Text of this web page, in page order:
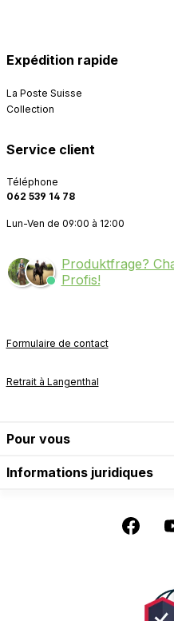
Expédition rapide
La Poste Suisse
Collection
Service client
Téléphone
062 539 14 78
Lun-Ven de 09:00 à 12:00
Produktfrage?
Profis!
Formulaire de contact
Retrait à Langenthal
Pour vous
Informations juridiques